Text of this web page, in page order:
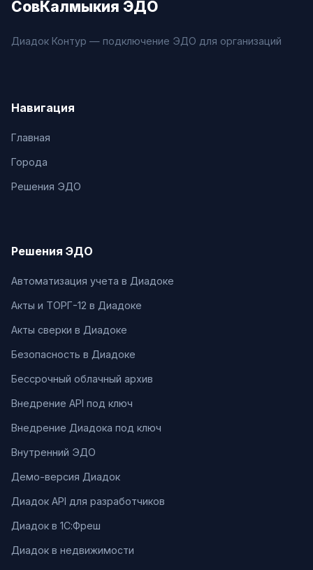
СовКалмыкия ЭДО
Диадок Контур — подключение ЭДО для организаций
Навигация
Главная
Города
Решения ЭДО
Решения ЭДО
Автоматизация учета в Диадоке
Акты и ТОРГ-12 в Диадоке
Акты сверки в Диадоке
Безопасность в Диадоке
Бессрочный облачный архив
Внедрение API под ключ
Внедрение Диадока под ключ
Внутренний ЭДО
Демо-версия Диадок
Диадок API для разработчиков
Диадок в 1С:Фреш
Диадок в недвижимости